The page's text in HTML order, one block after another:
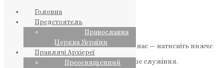
Якщо маєте можливість, підтримайте нас — натисніть нижче
«Пожертва».
Ваша допомога зміцнює наше служіння.
Головна
Предстоятель
Православна
Церква України
Правлячі Архієреї
Преосвященний